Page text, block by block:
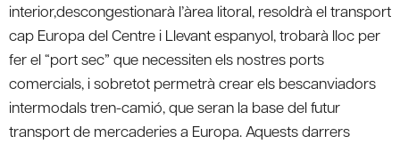
interior,descongestionarà l’àrea litoral, resoldrà el transport
cap Europa del Centre i Llevant espanyol, trobarà lloc per
fer el “port sec” que necessiten els nostres ports
comercials, i sobretot permetrà crear els bescanviadors
intermodals tren-camió, que seran la base del futur
transport de mercaderies a Europa. Aquests darrers